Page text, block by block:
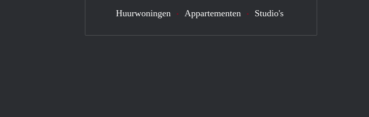
Huurwoningen Appartementen Studio's